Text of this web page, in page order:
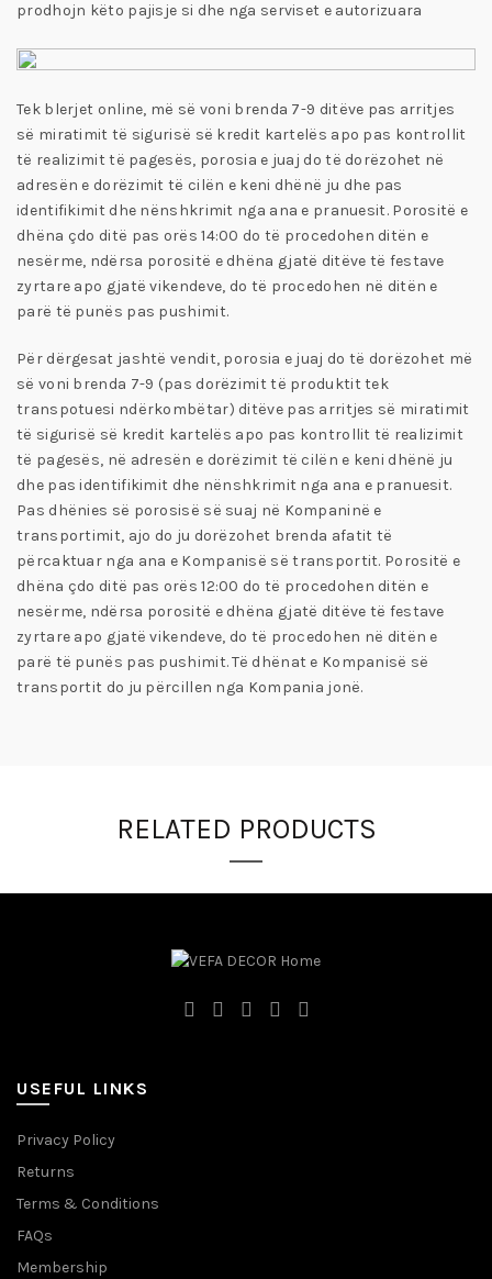
prodhojn këto pajisje si dhe nga serviset e autorizuara
Tek blerjet online, më së voni brenda 7-9 ditëve pas arritjes
së miratimit të sigurisë së kredit kartelës apo pas kontrollit
të realizimit të pagesës, porosia e juaj do të dorëzohet në
adresën e dorëzimit të cilën e keni dhënë ju dhe pas
identifikimit dhe nënshkrimit nga ana e pranuesit. Porositë e
dhëna çdo ditë pas orës 14:00 do të procedohen ditën e
nesërme, ndërsa porositë e dhëna gjatë ditëve të festave
zyrtare apo gjatë vikendeve, do të procedohen në ditën e
parë të punës pas pushimit.
Për dërgesat jashtë vendit, porosia e juaj do të dorëzohet më
së voni brenda 7-9 (pas dorëzimit të produktit tek
transpotuesi ndërkombëtar) ditëve pas arritjes së miratimit
të sigurisë së kredit kartelës apo pas kontrollit të realizimit
të pagesës, në adresën e dorëzimit të cilën e keni dhënë ju
dhe pas identifikimit dhe nënshkrimit nga ana e pranuesit.
Pas dhënies së porosisë së suaj në Kompaninë e
transportimit, ajo do ju dorëzohet brenda afatit të
përcaktuar nga ana e Kompanisë së transportit. Porositë e
dhëna çdo ditë pas orës 12:00 do të procedohen ditën e
nesërme, ndërsa porositë e dhëna gjatë ditëve të festave
zyrtare apo gjatë vikendeve, do të procedohen në ditën e
parë të punës pas pushimit. Të dhënat e Kompanisë së
transportit do ju përcillen nga Kompania jonë.
RELATED PRODUCTS
USEFUL LINKS
Privacy Policy
Returns
Terms & Conditions
FAQs
Membership